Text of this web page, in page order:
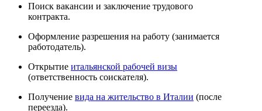
Поиск вакансии и заключение трудового
контракта.
Оформление разрешения на работу (занимается
работодатель).
Открытие итальянской рабочей визы
(ответственность соискателя).
Получение вида на жительство в Италии (после
переезда).